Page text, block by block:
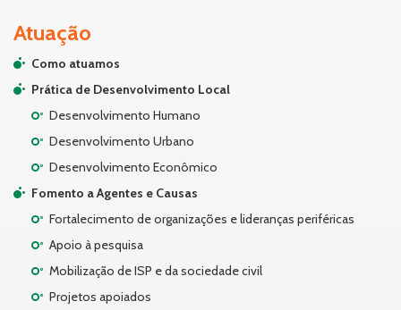
Atuação
Como atuamos
Prática de Desenvolvimento Local
Desenvolvimento Humano
Desenvolvimento Urbano
Desenvolvimento Econômico
Fomento a Agentes e Causas
Fortalecimento de organizações e lideranças periféricas
Apoio à pesquisa
Mobilização de ISP e da sociedade civil
Projetos apoiados